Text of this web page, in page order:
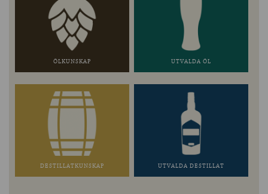
ÖLKUNSKAP UTVALDA ÖL
DESTILLATKUNSKAP UTVALDA DESTILLAT